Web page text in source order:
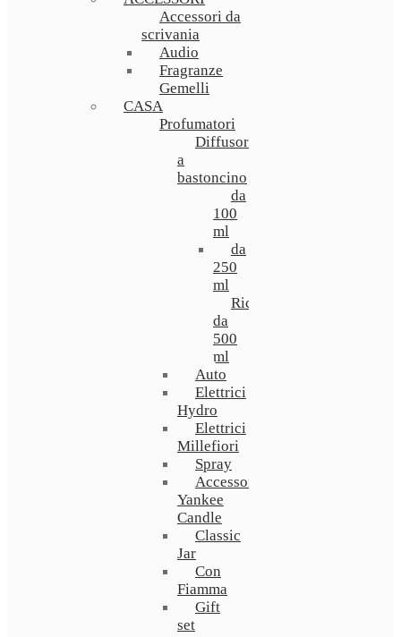
Accessori da
scrivania
Audio
Fragranze
Gemelli
CASA
Profumatori
Diffusori
a
bastoncino
da
100
ml
da
250
ml
Ricarica
da
500
ml
Auto
Elettrici
Hydro
Elettrici
Millefiori
Spray
Accessori
Yankee
Candle
Classic
Jar
Con
Fiamma
Gift
set